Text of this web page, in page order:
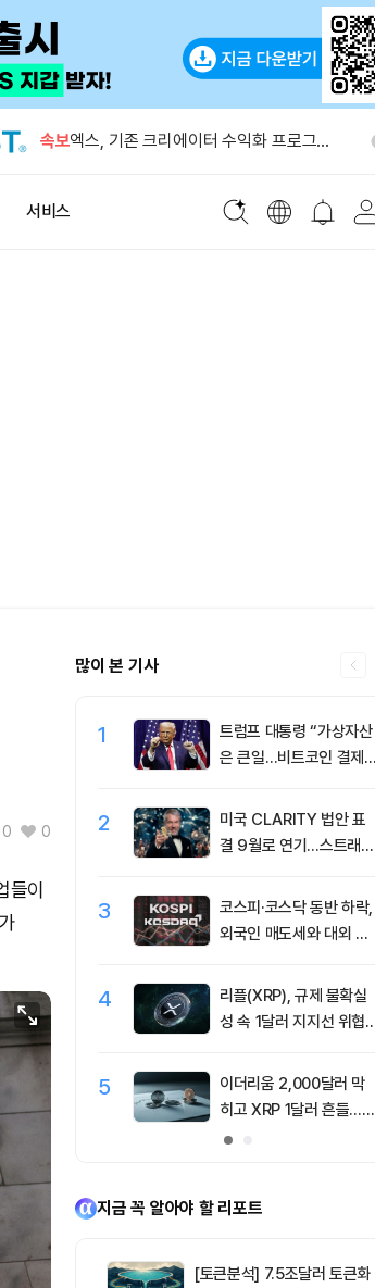
속보
트럼프 미디어, 크립토닷컴과 예정된 암
엑스, 기존 크리에이터 수익화 프로그램
서비스
0 0
이
많이 본 기사
1
트럼프 대통령 “가상자산
은 큰일…비트코인 결제
2
미국 CLARITY 법안 표
결 9월로 연기…스트래티
3
코스피·코스닥 동반 하락,
외국인 매도세와 대외 불
4
리플(XRP), 규제 불확실
성 속 1달러 지지선 위협
5
이더리움 2,000달러 막
히고 XRP 1달러 흔들…알
트코인 선별 장세 강화
지금 꼭 알아야 할 리포트
[토큰분석] 7.5조달러 토큰화